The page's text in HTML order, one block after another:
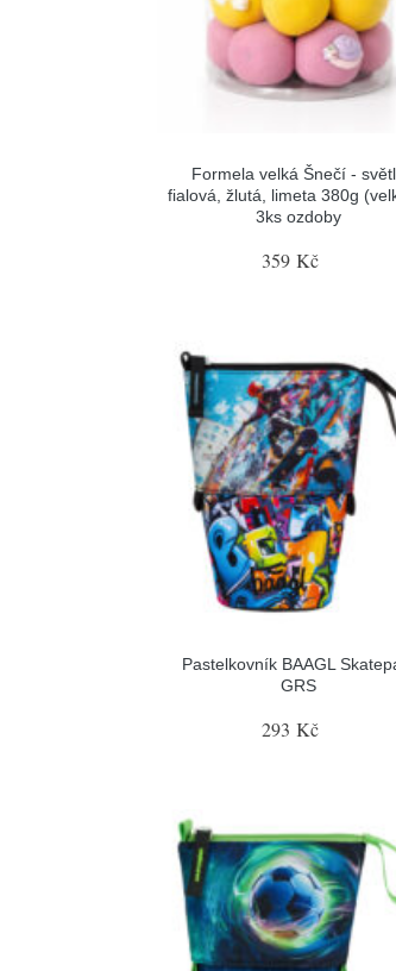
Formela velká Šnečí -
fialová, žlutá, limeta 380g
3ks ozdoby
359 Kč
Pastelkovník BAAGL
GRS
293 Kč